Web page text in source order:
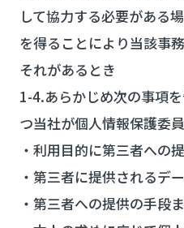
して協力する必要がある
を得ることにより当該事
それがあるとき
1-4.あらかじめ次の事項
つ当社が個人情報保護委
・利用目的に第三者への
・第三者に提供されるデ
・第三者への提供の手段